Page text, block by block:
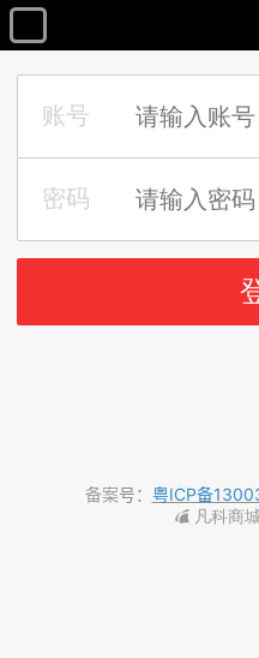
备案号： 粤ICP备
凡科商